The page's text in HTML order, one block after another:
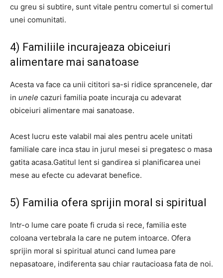
cu greu si subtire, sunt vitale pentru comertul si comertul
unei comunitati.
4) Familiile incurajeaza obiceiuri
alimentare mai sanatoase
Acesta va face ca unii cititori sa-si ridice sprancenele, dar
in unele cazuri familia poate incuraja cu adevarat
obiceiuri alimentare mai sanatoase.
Acest lucru este valabil mai ales pentru acele unitati
familiale care inca stau in jurul mesei si pregatesc o masa
gatita acasa.Gatitul lent si gandirea si planificarea unei
mese au efecte cu adevarat benefice.
5) Familia ofera sprijin moral si spiritual
Intr-o lume care poate fi cruda si rece, familia este
coloana vertebrala la care ne putem intoarce. Ofera
sprijin moral si spiritual atunci cand lumea pare
nepasatoare, indiferenta sau chiar rautacioasa fata de noi.